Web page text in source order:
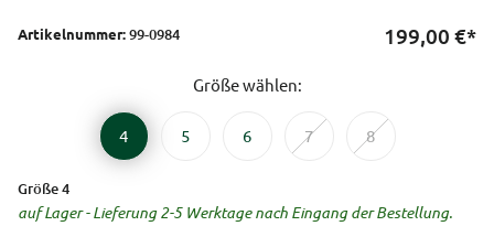
Artikelnummer:99-0984 199,00 €*
Größe wählen:
4 5 6 7 8
Größe 4
auf Lager - Lieferung 2-5 Werktage nach Eingang der Bestellung.